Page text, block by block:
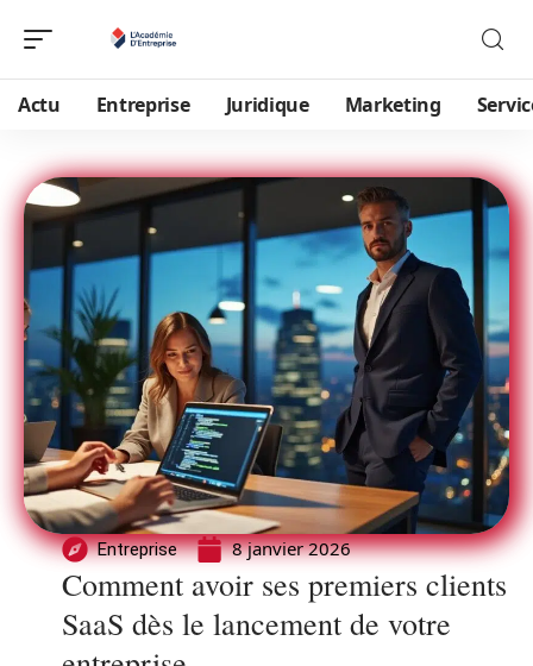
Actu Entreprise Juridique Marketing
Entreprise 8 janvier 2026
Comment avoir ses premiers clients
SaaS dès le lancement de votre